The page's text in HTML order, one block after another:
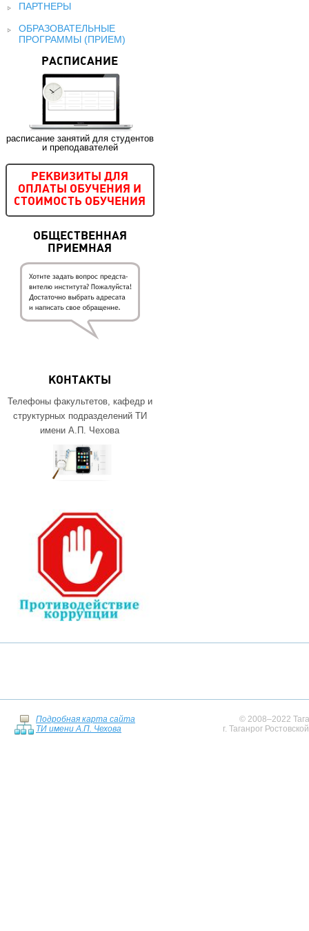
ПАРТНЕРЫ
ОБРАЗОВАТЕЛЬНЫЕ
ПРОГРАММЫ (ПРИЕМ)
РАСПИСАНИЕ
расписание занятий для студентов
и преподавателей
РЕКВИЗИТЫ ДЛЯ
ОПЛАТЫ ОБУЧЕНИЯ И
СТОИМОСТЬ ОБУЧЕНИЯ
ОБЩЕСТВЕННАЯ
ПРИЕМНАЯ
КОНТАКТЫ
Телефоны факультетов, кафедр и
структурных подразделений ТИ
имени А.П. Чехова
Подробная карта сайта
ТИ имени А.П. Чехова
© 2008–2022
г. Таганрог